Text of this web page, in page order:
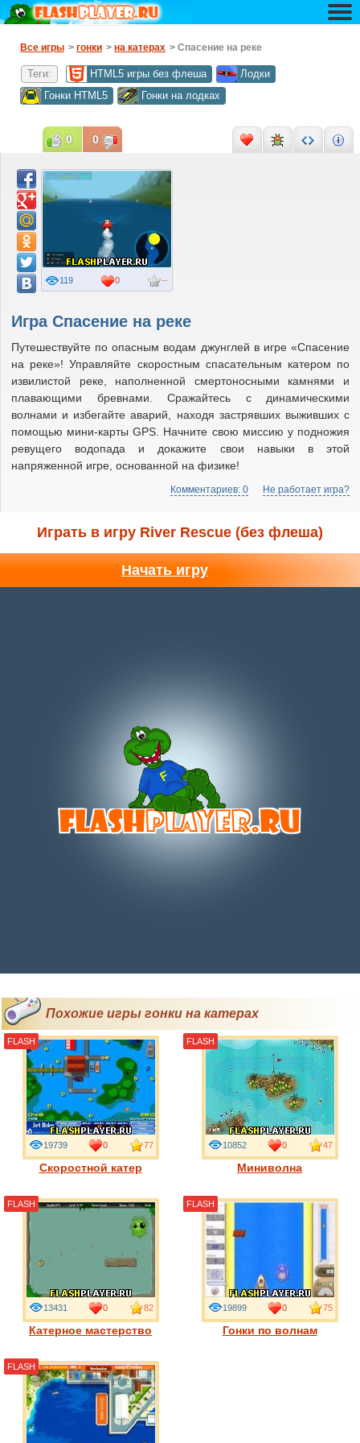
Все игры > гонки > на катерах > Спасение на реке
Теги: HTML5 игры без флеша
Лодки
Гонки HTML5
Гонки на лодках
Игра Спасение на реке
Путешествуйте по опасным водам джунглей в игре «Спасение
на реке»! Управляйте скоростным спасательным катером по
извилистой реке, наполненной смертоносными камнями и
плавающими бревнами. Сражайтесь с динамическими
волнами и избегайте аварий, находя застрявших выживших с
помощью мини-карты GPS. Начните свою миссию у подножия
ревущего водопада и докажите свои навыки в этой
напряженной игре, основанной на физике!
Комментариев: 0 Не работает игра?
--
119 0
0 0
Играть в игру River Rescue (без флеша)
Начать игру
Похожие игры гонки на катерах
Скоростной катер
19739 0 77
FLASH
Миниволна
10852 0 47
FLASH
Катерное мастерство
13431 0 82
FLASH
Гонки по волнам
19899 0 75
FLASH
FLASH